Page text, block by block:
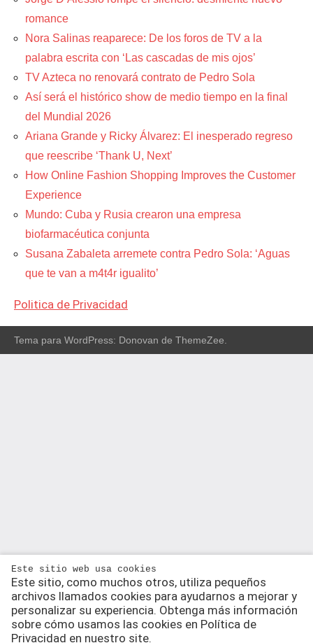
romance
Nora Salinas reaparece: De los foros de TV a la
palabra escrita con ‘Las cascadas de mis ojos’
TV Azteca no renovará contrato de Pedro Sola
Así será el histórico show de medio tiempo en la final
del Mundial 2026
Ariana Grande y Ricky Álvarez: El inesperado regreso
que reescribe ‘Thank U, Next’
How Online Fashion Shopping Improves the Customer
Experience
Mundo: Cuba y Rusia crearon una empresa
biofarmacéutica conjunta
Susana Zabaleta arremete contra Pedro Sola: ‘Aguas
que te van a m4t4r igualito’
Politica de Privacidad
Tema para WordPress: Donovan de ThemeZee.
Este sitio web usa cookies
Este sitio, como muchos otros, utiliza pequeños
archivos llamados cookies para ayudarnos a mejorar y
personalizar su experiencia. Obtenga más información
sobre cómo usamos las cookies en Política de
Privacidad en nuestro site.